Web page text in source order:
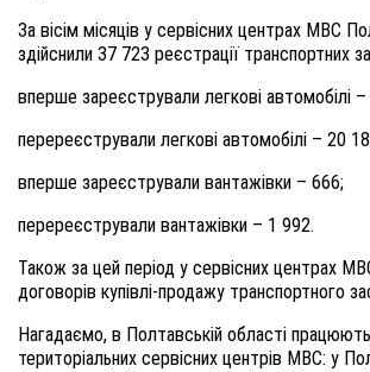
За вісім місяців у сервісних центрах МВС
здійснили 37 723 реєстрації транспортних
вперше зареєстрували легкові автомобілі
перереєстрували легкові автомобілі – 20
вперше зареєстрували вантажівки – 666;
перереєстрували вантажівки – 1 992.
Також за цей період у сервісних центрах
договорів купівлі-продажу транспортного
Нагадаємо, в Полтавській області працюють
територіальних сервісних центрів МВС: у